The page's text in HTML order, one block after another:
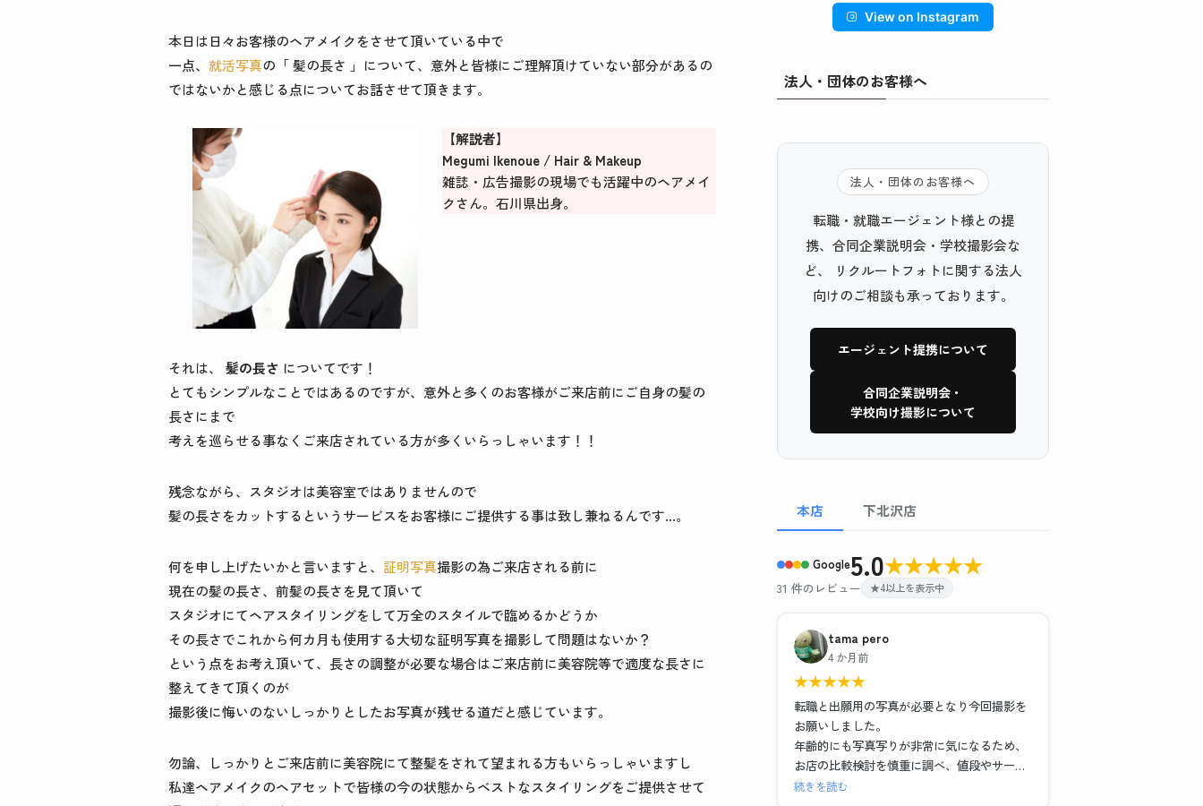
本日は日々お客様のヘアメイクをさせて頂いている中で
一点、 就活写真の「 髪の長さ 」について、意外と皆様にご理解頂けていない部分があるの
ではないかと感じる点についてお話させて頂きます。
【解説者】
Megumi Ikenoue / Hair & Makeup
雑誌・広告撮影の現場でも活躍中のヘアメイ
クさん。石川県出身。
それは、 髪の長さ についてです！
とてもシンプルなことではあるのですが、意外と多くのお客様がご来店前にご自身の髪の
長さにまで
考えを巡らせる事なくご来店されている方が多くいらっしゃいます！！
残念ながら、スタジオは美容室ではありませんので
髪の長さをカットするというサービスをお客様にご提供する事は致し兼ねるんです…。
何を申し上げたいかと言いますと、 証明写真撮影の為ご来店される前に
現在の髪の長さ、前髪の長さを見て頂いて
スタジオにてヘアスタイリングをして万全のスタイルで臨めるかどうか
その長さでこれから何カ月も使用する大切な証明写真を撮影して問題はないか？
という点をお考え頂いて、長さの調整が必要な場合はご来店前に美容院等で適度な長さに
整えてきて頂くのが
撮影後に悔いのないしっかりとしたお写真が残せる道だと感じています。
勿論、しっかりとご来店前に美容院にて整髪をされて望まれる方もいらっしゃいますし
私達ヘアメイクのヘアセットで皆様の今の状態からベストなスタイリングをご提供させて
View on Instagram
法人・団体のお客様へ
法人・団体のお客様へ
転職・就職エージェント様との提
携、合同企業説明会・学校撮影会な
ど、 リクルートフォトに関する法人
向けのご相談も承っております。
エージェント提携について
合同企業説明会・
学校向け撮影について
本店 下北沢店
Google5.0★★★★★
31 件のレビュー ★4以上を表示中
tama pero
4 か月前
★★★★★
転職と出願用の写真が必要となり今回撮影を
お願いしました。
年齢的にも写真写りが非常に気になるため、
お店の比較検討を慎重に調べ、値段やサービ
スそれぞれ特徴がある中で、こちらのお店で
続きを読む